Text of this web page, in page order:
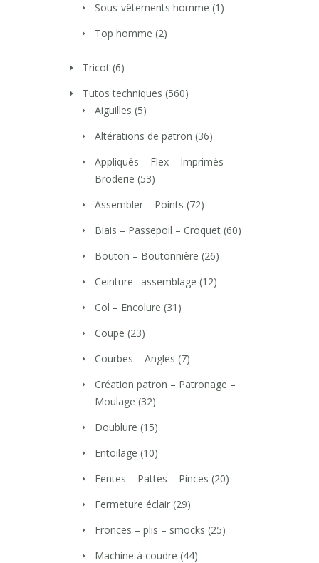
Sous-vêtements homme (1)
Top homme (2)
Tricot (6)
Tutos techniques (560)
Aiguilles (5)
Altérations de patron (36)
Appliqués – Flex – Imprimés –
Broderie (53)
Assembler – Points (72)
Biais – Passepoil – Croquet (60)
Bouton – Boutonnière (26)
Ceinture : assemblage (12)
Col – Encolure (31)
Coupe (23)
Courbes – Angles (7)
Création patron – Patronage –
Moulage (32)
Doublure (15)
Entoilage (10)
Fentes – Pattes – Pinces (20)
Fermeture éclair (29)
Fronces – plis – smocks (25)
Machine à coudre (44)